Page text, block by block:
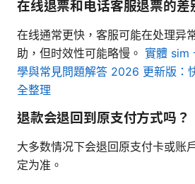
在线退票和电话客服退票的差
在线通常更快，客服可能在处理异
助，但时效性可能略慢。 實體 sim
學與常見問題解答 2026 更新版：
全整理
退款会退回到原支付方式吗？
大多数情况下会退回原支付卡或账
定为准。